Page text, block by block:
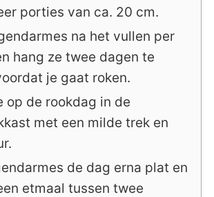
porties van ca. 20 cm.
na het vullen per
hang ze twee dagen te
je gaat roken.
op de rookdag in de
met een milde trek en
de dag erna plat en
etmaal tussen twee